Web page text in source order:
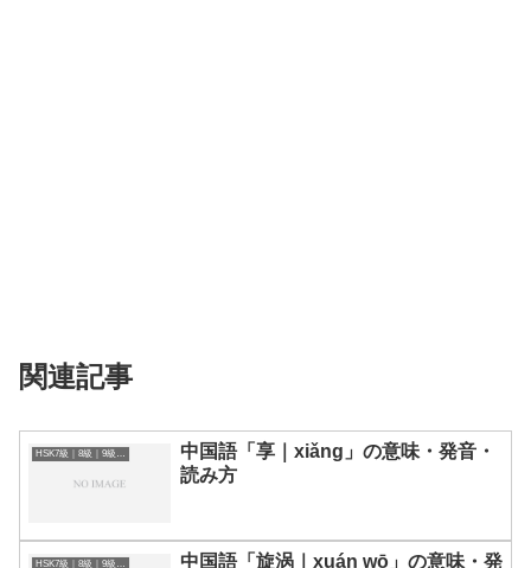
関連記事
中国語「享｜xiǎng」の意味・発音・
読み方
中国語「旋涡｜xuán wō」の意味・発